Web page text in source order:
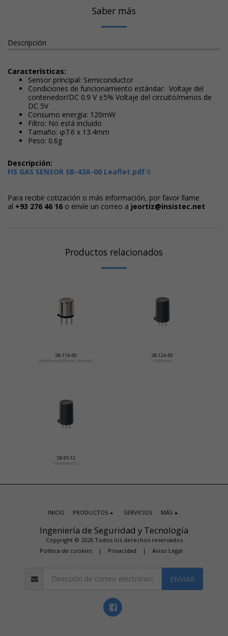
Saber más
Descripción
Características:
Sensor principal: Semiconductor
Condiciones de funcionamiento estándar: Voltaje del
contenedor/DC 0.9 V ±5% Voltaje del circuito/menos de
DC 5V
Consumo energía: 120mW
Filtro: No está incluido
Tamaño: φ7.6 x 13.4mm
Peso: 0.6g
Descripción:
FIS GAS SENSOR SB-42A-00 Leaflet.pdf
Para recibir cotización o más información, por favor llame
al +93 276 46 16 o envíe un correo a jeortiz@insistec.net
Productos relacionados
SB-11A-00
LNG(Metano)/LPG(Propano, Butano)/H2
SB-12A-00
LNG(Metano)
SB-95-12
LNG(Metano)/CO
Ingeniería de Seguridad y Tecnología
Copyright © 2026 Todos los derechos reservados
Política de cookies| Privacidad | Aviso Legal
INICIO PRODUCTOS SERVICIOS MÁS
ENVIAR